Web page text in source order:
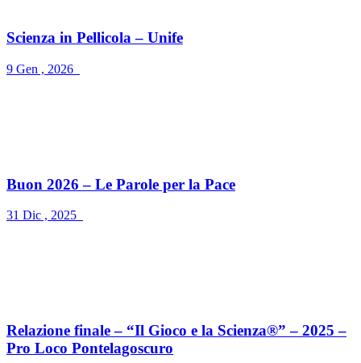
Scienza in Pellicola – Unife
9 Gen , 2026
Buon 2026 – Le Parole per la Pace
31 Dic , 2025
Relazione finale – “Il Gioco e la Scienza®” – 2025 –
Pro Loco Pontelagoscuro